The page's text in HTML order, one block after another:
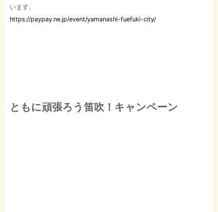
います。
https://paypay.ne.jp/event/yamanashi-fuefuki-city/
ともに頑張ろう笛吹！キャンペーン